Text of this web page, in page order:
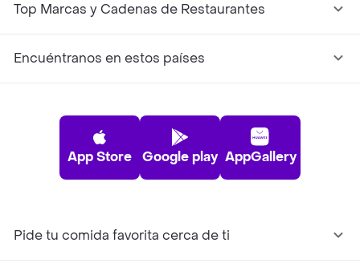
Top Marcas y Cadenas de Restaurantes
Encuéntranos en estos países
App Store Google play AppGallery
Pide tu comida favorita cerca de ti